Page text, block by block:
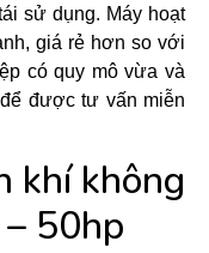
sử dụng. Máy hoạt
giá rẻ hơn so với
có quy mô vừa và
để được tư vấn miễn
khí không
50hp